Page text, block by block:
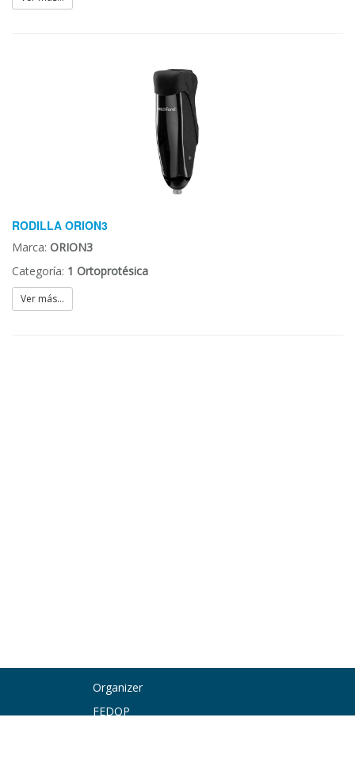
RODILLA ORION3
Marca: ORION3
Categoría: 1 Ortoprotésica
Ver más...
Organizer
FEDOP